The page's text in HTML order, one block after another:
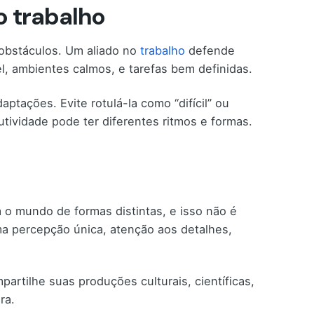
trabalho
Um aliado no trabalho defende
ambientes calmos, e tarefas bem definidas.
Evite rotulá-la como “difícil” ou
pode ter diferentes ritmos e formas.
mundo de formas distintas, e isso não é
percepção única, atenção aos detalhes,
suas produções culturais, científicas,